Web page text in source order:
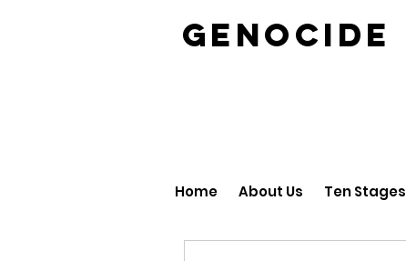
GENOCIDE
Home About Us Ten Stages